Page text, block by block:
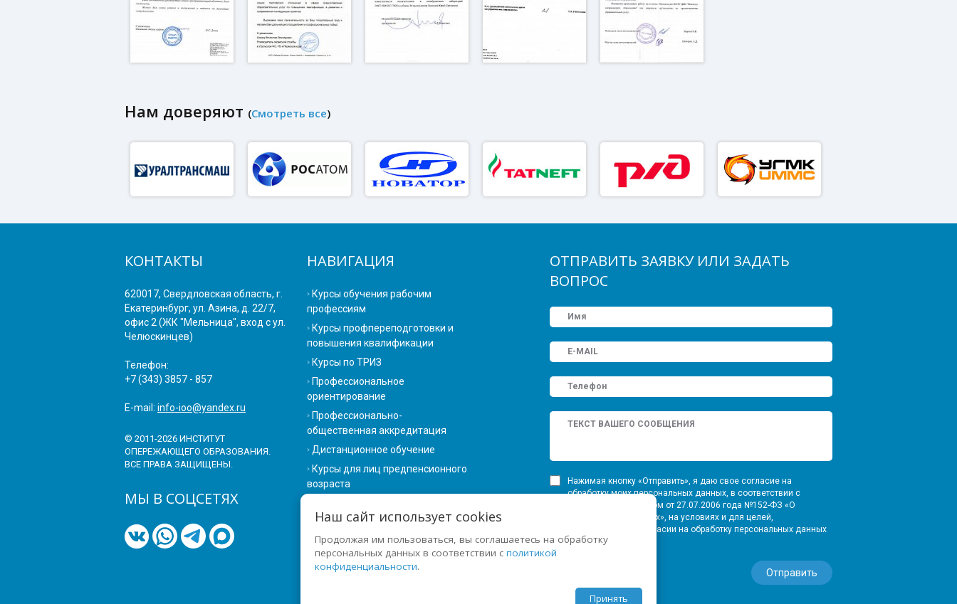
Нам доверяют (Смотреть все)
ОТПРАВИТЬ ЗАЯВКУ ИЛИ ЗАДАТЬ
ВОПРОС
Нажимая кнопку «Отправить», я даю свое согласие на
обработку моих персональных данных, в соответствии с
Федеральным законом от 27.07.2006 года №152-ФЗ «О
персональных данных», на условиях и для целей,
определенных в Согласии на обработку персональных данных
НАВИГАЦИЯ
Курсы обучения рабочим
профессиям
Курсы профпереподготовки и
повышения квалификации
Курсы по ТРИЗ
Профессиональное
ориентирование
Профессионально-
общественная аккредитация
Дистанционное обучение
Курсы для лиц предпенсионного
возраста
ПОМОЩЬ
Карта сайта
Поиск по сайту
КОНТАКТЫ
620017, Свердловская область, г.
Екатеринбург, ул. Азина, д. 22/7,
офис 2 (ЖК "Мельница", вход с ул.
Челюскинцев)
Телефон:
+7 (343) 3857 - 857
E-mail:info-ioo@yandex.ru
© 2011-2026 ИНСТИТУТ
ОПЕРЕЖАЮЩЕГО ОБРАЗОВАНИЯ.
ВСЕ ПРАВА ЗАЩИЩЕНЫ.
МЫ В СОЦСЕТЯХ
Наш сайт использует cookies
Продолжая им пользоваться, вы соглашаетесь на обработку
персональных данных в соответствии с политикой
конфиденциальности.
Принять